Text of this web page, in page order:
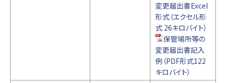
変更届出書Excel
形式（エクセル形
式 26キロバイト）
保管場所等の
変更届出書記入
例（PDF形式122
キロバイト）